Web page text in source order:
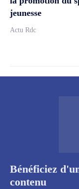
jeunesse
Actu Rdc
Bénéficiez
contenu